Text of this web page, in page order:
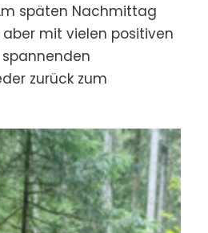
späten Nachmittag
mit vielen positiven
zurück zum